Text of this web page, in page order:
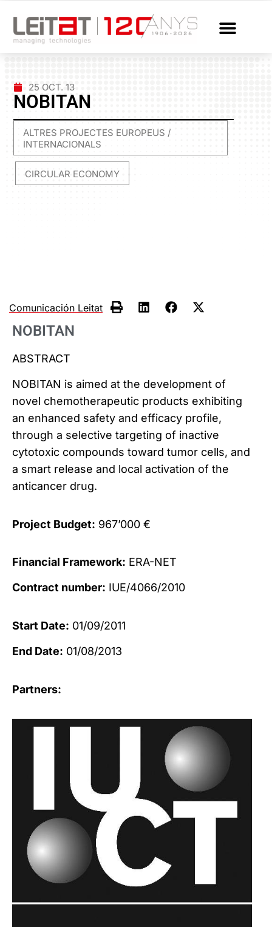
25 OCT. 13
NOBITAN
ALTRES PROJECTES EUROPEUS /
INTERNACIONALS
CIRCULAR ECONOMY
Comunicación Leitat
NOBITAN
ABSTRACT
NOBITAN is aimed at the development of
novel chemotherapeutic products exhibiting
an enhanced safety and efficacy profile,
through a selective targeting of inactive
cytotoxic compounds toward tumor cells, and
a smart release and local activation of the
anticancer drug.
Project Budget: 967’000 €
Financial Framework: ERA-NET
Contract number: IUE/4066/2010
Start Date: 01/09/2011
End Date: 01/08/2013
Partners: